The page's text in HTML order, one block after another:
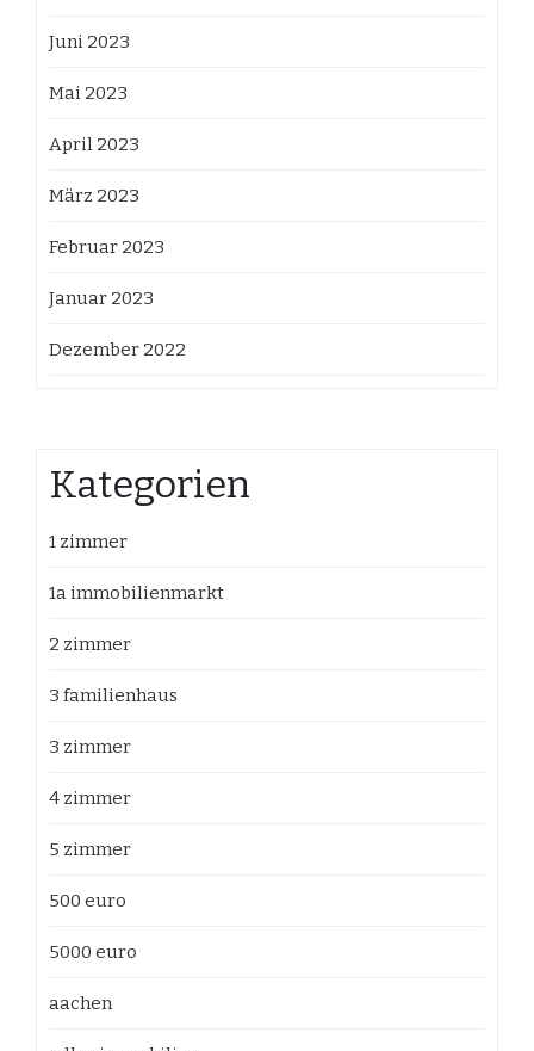
Juni 2023
Mai 2023
April 2023
März 2023
Februar 2023
Januar 2023
Dezember 2022
Kategorien
1 zimmer
1a immobilienmarkt
2 zimmer
3 familienhaus
3 zimmer
4 zimmer
5 zimmer
500 euro
5000 euro
aachen